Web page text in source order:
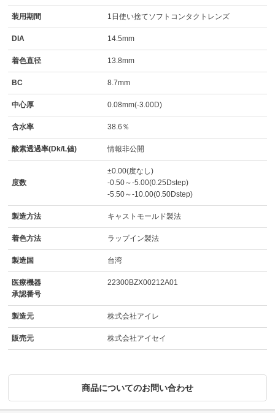
装用期間 1日使い捨てソフトコンタクトレンズ
DIA 14.5mm
着色直径 13.8mm
BC 8.7mm
中心厚 0.08mm(-3.00D)
含水率 38.6％
酸素透過率(Dk/L値) 情報非公開
度数
±0.00(度なし)
-0.50～-5.00(0.25Dstep)
-5.50～-10.00(0.50Dstep)
製造方法 キャストモールド製法
着色方法 ラップイン製法
製造国 台湾
医療機器
承認番号
22300BZX00212A01
製造元 株式会社アイレ
販売元 株式会社アイセイ
商品についてのお問い合わせ